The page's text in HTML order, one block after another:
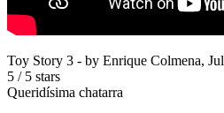
Toy Story 3 - by Enrique Colmena,
5 / 5 stars
Queridísima chatarra